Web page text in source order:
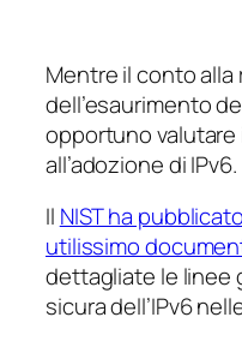
Mentre il conto alla
dell’esaurimento
opportuno valutare
all’adozione di IPv6.
Il NIST ha
utilissimo
dettagliate le linee
sicura dell’IPv6